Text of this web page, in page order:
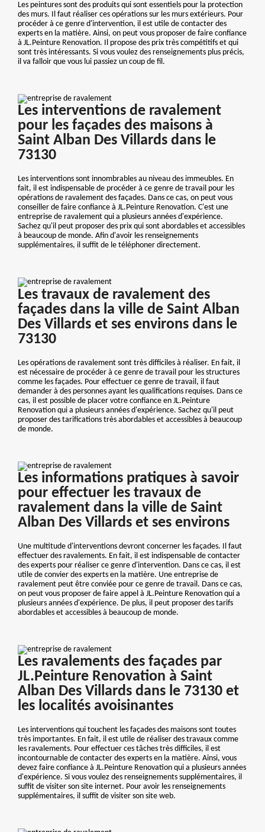
Les peintures sont des produits qui sont essentiels pour la protection
des murs. Il faut réaliser ces opérations sur les murs extérieurs. Pour
procéder à ce genre d'intervention, il est utile de contacter des
experts en la matière. Ainsi, on peut vous proposer de faire confiance
à JL.Peinture Renovation. Il propose des prix très compétitifs et qui
sont très intéressants. Si vous voulez des renseignements plus précis,
il va falloir que vous lui passiez un coup de fil.
Les interventions de ravalement
pour les façades des maisons à
Saint Alban Des Villards dans le
73130
Les interventions sont innombrables au niveau des immeubles. En
fait, il est indispensable de procéder à ce genre de travail pour les
opérations de ravalement des façades. Dans ce cas, on peut vous
conseiller de faire confiance à JL.Peinture Renovation. C'est une
entreprise de ravalement qui a plusieurs années d'expérience.
Sachez qu'il peut proposer des prix qui sont abordables et accessibles
à beaucoup de monde. Afin d'avoir les renseignements
supplémentaires, il suffit de le téléphoner directement.
Les travaux de ravalement des
façades dans la ville de Saint Alban
Des Villards et ses environs dans le
73130
Les opérations de ravalement sont très difficiles à réaliser. En fait, il
est nécessaire de procéder à ce genre de travail pour les structures
comme les façades. Pour effectuer ce genre de travail, il faut
demander à des personnes ayant les qualifications requises. Dans ce
cas, il est possible de placer votre confiance en JL.Peinture
Renovation qui a plusieurs années d'expérience. Sachez qu'il peut
proposer des tarifications très abordables et accessibles à beaucoup
de monde.
Les informations pratiques à savoir
pour effectuer les travaux de
ravalement dans la ville de Saint
Alban Des Villards et ses environs
Une multitude d'interventions devront concerner les façades. Il faut
effectuer des ravalements. En fait, il est indispensable de contacter
des experts pour réaliser ce genre d'intervention. Dans ce cas, il est
utile de convier des experts en la matière. Une entreprise de
ravalement peut être conviée pour ce genre de travail. Dans ce cas,
on peut vous proposer de faire appel à JL.Peinture Renovation qui a
plusieurs années d'expérience. De plus, il peut proposer des tarifs
abordables et accessibles à beaucoup de monde.
Les ravalements des façades par
JL.Peinture Renovation à Saint
Alban Des Villards dans le 73130 et
les localités avoisinantes
Les interventions qui touchent les façades des maisons sont toutes
très importantes. En fait, il est utile de réaliser des travaux comme
les ravalements. Pour effectuer ces tâches très difficiles, il est
incontournable de contacter des experts en la matière. Ainsi, vous
devez faire confiance à JL.Peinture Renovation qui a plusieurs années
d'expérience. Si vous voulez des renseignements supplémentaires, il
suffit de visiter son site internet. Pour avoir les renseignements
supplémentaires, il suffit de visiter son site web.